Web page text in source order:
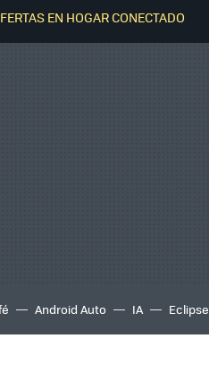
EN HOGAR CONECTADO
Android Auto IA Eclipse